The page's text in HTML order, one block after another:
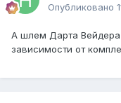
Опубликовано
А шлем Дарта
зависимости от